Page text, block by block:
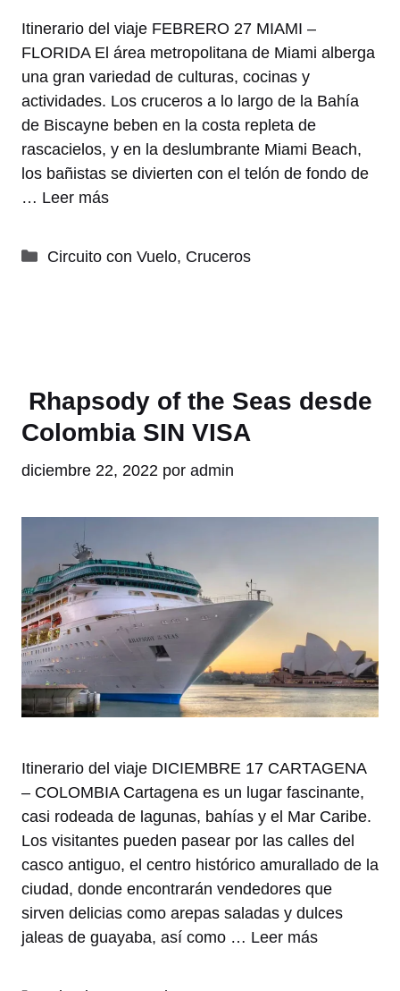
Itinerario del viaje FEBRERO 27 MIAMI –
FLORIDA El área metropolitana de Miami alberga
una gran variedad de culturas, cocinas y
actividades. Los cruceros a lo largo de la Bahía
de Biscayne beben en la costa repleta de
rascacielos, y en la deslumbrante Miami Beach,
los bañistas se divierten con el telón de fondo de
… Leer más
Categorías
Circuito con Vuelo, Cruceros
Rhapsody of the Seas desde
Colombia SIN VISA
diciembre 22, 2022 por admin
Itinerario del viaje DICIEMBRE 17 CARTAGENA
– COLOMBIA Cartagena es un lugar fascinante,
casi rodeada de lagunas, bahías y el Mar Caribe.
Los visitantes pueden pasear por las calles del
casco antiguo, el centro histórico amurallado de la
ciudad, donde encontrarán vendedores que
sirven delicias como arepas saladas y dulces
jaleas de guayaba, así como … Leer más